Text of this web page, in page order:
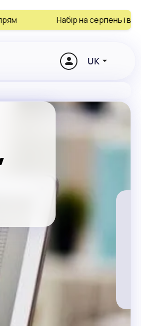
на серпень і вересень
UK